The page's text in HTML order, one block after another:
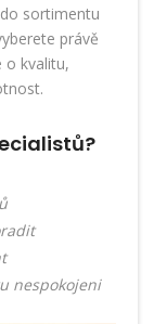
sortimentu
právě
o kvalitu,
nespokojeni